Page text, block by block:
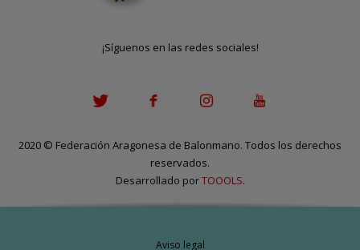
¡Síguenos en las redes sociales!
2020 © Federación Aragonesa de Balonmano. Todos los derechos
reservados.
Desarrollado porTOOOLS.
Aviso legal